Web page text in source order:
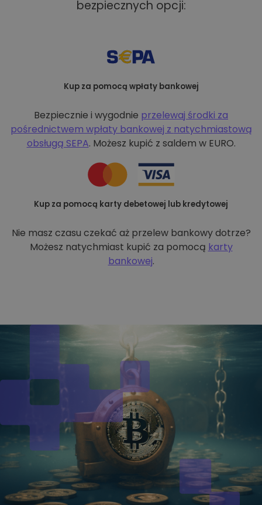
bezpiecznych opcji:
Kup za pomocą wpłaty bankowej
Bezpiecznie i wygodnie przelewaj środki za
pośrednictwem wpłaty bankowej z natychmiastową
obsługą SEPA. Możesz kupić z saldem w EURO.
Kup za pomocą karty debetowej lub kredytowej
Nie masz czasu czekać aż przelew bankowy dotrze?
Możesz natychmiast kupić za pomocą karty
bankowej.